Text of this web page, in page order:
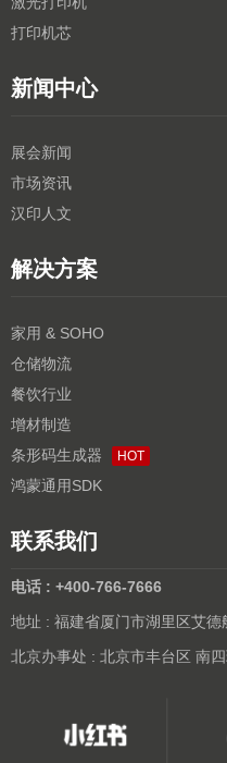
打印机芯
新闻中心
展会新闻
市场资讯
汉印人文
解决方案
家用 & SOHO
仓储物流
餐饮行业
增材制造
条形码生成器
HOT
鸿蒙通用SDK
联系我们
电话 : +400-766-7666
地址 : 福建省厦门市湖里区艾德
北京办事处 : 北京市丰台区 南